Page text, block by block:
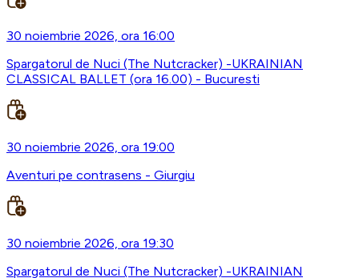
30 noiembrie 2026, ora 16:00
Spargatorul de Nuci (The Nutcracker) -UKRAINIAN
CLASSICAL BALLET (ora 16.00) - Bucuresti
30 noiembrie 2026, ora 19:00
Aventuri pe contrasens - Giurgiu
30 noiembrie 2026, ora 19:30
Spargatorul de Nuci (The Nutcracker) -UKRAINIAN